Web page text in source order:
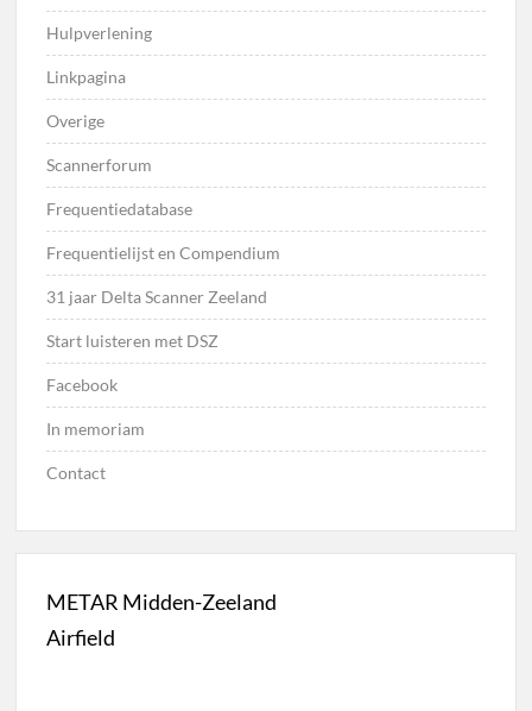
Hulpverlening
Linkpagina
Overige
Scannerforum
Frequentiedatabase
Frequentielijst en Compendium
31 jaar Delta Scanner Zeeland
Start luisteren met DSZ
Facebook
In memoriam
Contact
METAR Midden-Zeeland
Airfield